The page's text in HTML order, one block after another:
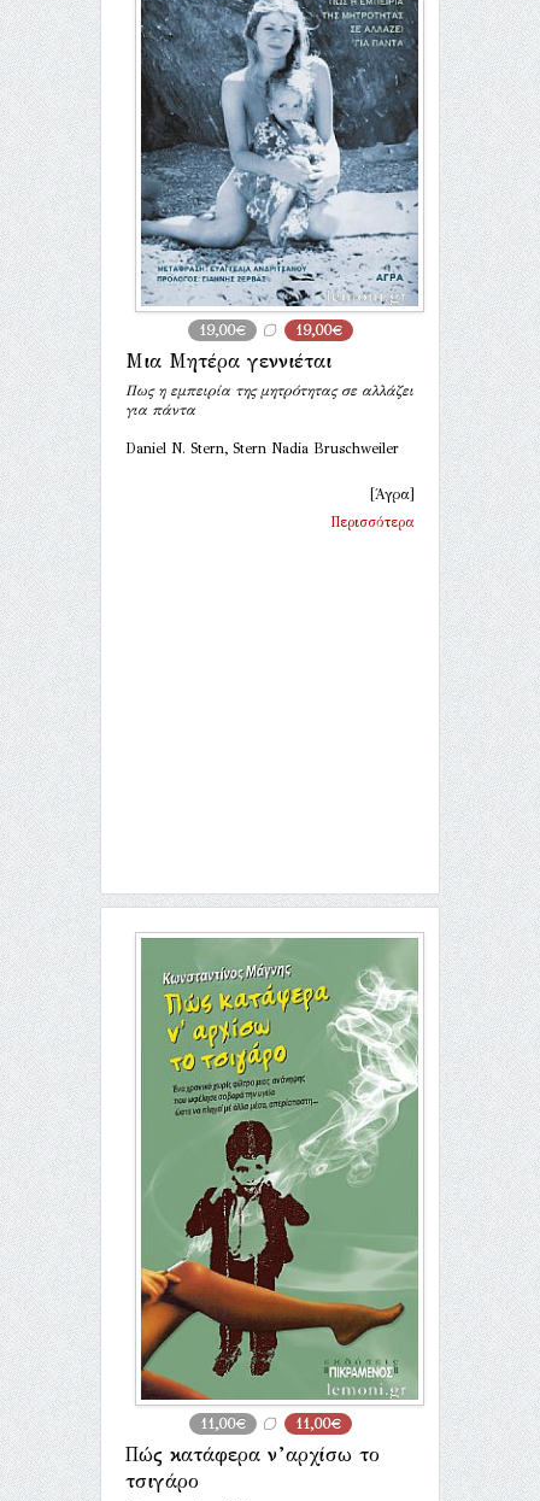
19,00€ 19,00€
Μια Μητέρα γεννιέται
Πως η εμπειρία της μητρότητας σε αλλάζει
για πάντα
Daniel N. Stern, Stern Nadia Bruschweiler
[Άγρα]
Περισσότερα
11,00€ 11,00€
Πώς κατάφερα ν’αρχίσω το
τσιγάρο